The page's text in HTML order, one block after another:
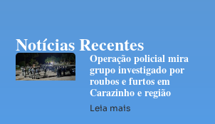
Notícias Recentes
Operação policial mira
grupo investigado por
roubos e furtos em
Carazinho e região
Leia mais